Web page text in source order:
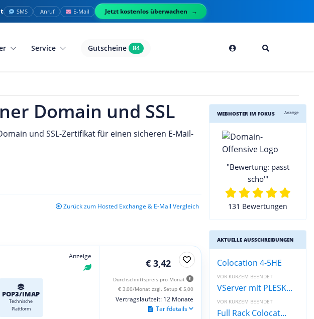
SMS Anruf E-Mail Jetzt kostenlos überwachen
Service Gutscheine 84
Domain und SSL
und SSL-Zertifikat für einen sicheren E-Mail-
Zurück zum Hosted Exchange & E-Mail Vergleich
Anzeige
POP3/IMAP
Technische
Plattform
€ 3,42
Durchschnittspreis pro Monat
€ 3,00/Monat zzgl. Setup € 5,00
Vertragslaufzeit: 12 Monate
Tarifdetails
WEBHOSTER IM FOKUS Anzeige
"Bewertung: passt
scho'"
131 Bewertungen
AKTUELLE AUSSCHREIBUNGEN
Colocation 4-5HE
VOR KURZEM BEENDET
VServer mit PLESK...
VOR KURZEM BEENDET
Full Rack Colocat...